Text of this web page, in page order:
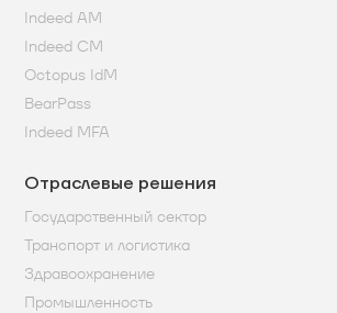
Indeed AM
Indeed CM
Octopus IdM
BearPass
Indeed MFA
Отраслевые решения
Государственный сектор
Транспорт и логистика
Здравоохранение
Промышленность